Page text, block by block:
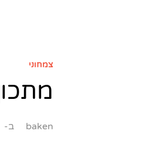
צמחוני
baken ב-